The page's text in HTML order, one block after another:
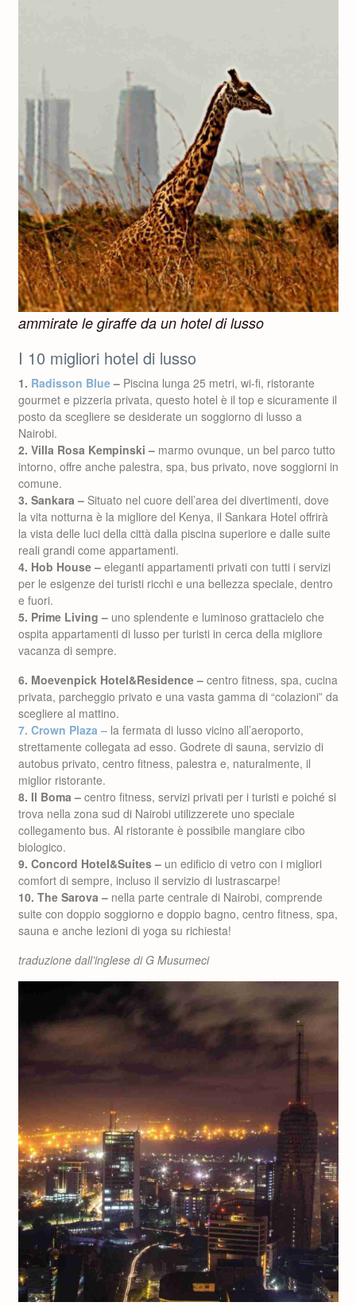
ammirate le giraffe da un hotel di lusso
I 10 migliori hotel di lusso
1. Radisson Blue – Piscina lunga 25 metri, wi-fi, ristorante
gourmet e pizzeria privata, questo hotel è il top e sicuramente il
posto da scegliere se desiderate un soggiorno di lusso a
Nairobi.
2. Villa Rosa Kempinski – marmo ovunque, un bel parco tutto
intorno, offre anche palestra, spa, bus privato, nove soggiorni in
comune.
3. Sankara – Situato nel cuore dell’area dei divertimenti, dove
la vita notturna è la migliore del Kenya, il Sankara Hotel offrirà
la vista delle luci della città dalla piscina superiore e dalle suite
reali grandi come appartamenti.
4. Hob House – eleganti appartamenti privati con tutti i servizi
per le esigenze dei turisti ricchi e una bellezza speciale, dentro
e fuori.
5. Prime Living – uno splendente e luminoso grattacielo che
ospita appartamenti di lusso per turisti in cerca della migliore
vacanza di sempre.
6. Moevenpick Hotel&Residence – centro fitness, spa, cucina
privata, parcheggio privato e una vasta gamma di “colazioni” da
scegliere al mattino.
7. Crown Plaza – la fermata di lusso vicino all’aeroporto,
strettamente collegata ad esso. Godrete di sauna, servizio di
autobus privato, centro fitness, palestra e, naturalmente, il
miglior ristorante.
8. Il Boma – centro fitness, servizi privati per i turisti e poiché si
trova nella zona sud di Nairobi utilizzerete uno speciale
collegamento bus. Al ristorante è possibile mangiare cibo
biologico.
9. Concord Hotel&Suites – un edificio di vetro con i migliori
comfort di sempre, incluso il servizio di lustrascarpe!
10. The Sarova – nella parte centrale di Nairobi, comprende
suite con doppio soggiorno e doppio bagno, centro fitness, spa,
sauna e anche lezioni di yoga su richiesta!
traduzione dall’inglese di G Musumeci